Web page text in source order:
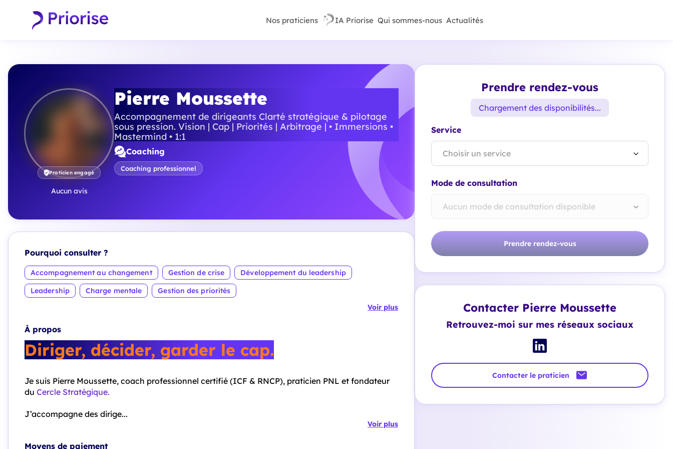
Nos praticiens IA Priorise Qui sommes-nous Actualités
Praticien engagé
Aucun avis
Pierre Moussette
Accompagnement de dirigeants Clarté stratégique & pilotage
sous pression. Vision | Cap | Priorités | Arbitrage | • Immersions •
Mastermind • 1:1
Coaching
Coaching professionnel
Pourquoi consulter ?
Accompagnement au changement Gestion de crise
Développement du leadership
Leadership
Charge mentale
Gestion des priorités
Voir plus
À propos
Diriger, décider, garder le cap.
Je suis Pierre Moussette, coach professionnel certifié (ICF & RNCP), praticien PNL et fondateur
du Cercle Stratégique.
J’accompagne des dirige...
Voir plus
Moyens de paiement
Prendre rendez-vous
Chargement des disponibilités...
Service
Choisir un service
Mode de consultation
Aucun mode de consultation disponible
Prendre rendez-vous
Contacter Pierre Moussette
Retrouvez-moi sur mes réseaux sociaux
Contacter le praticien